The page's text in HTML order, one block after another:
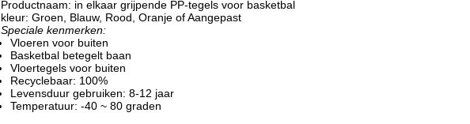
Productnaam: in elkaar grijpende PP-tegels voor basketbal
kleur: Groen, Blauw, Rood, Oranje of Aangepast
Speciale kenmerken:
Vloeren voor buiten
Basketbal betegelt baan
Vloertegels voor buiten
Recyclebaar: 100%
Levensduur gebruiken: 8-12 jaar
Temperatuur: -40 ~ 80 graden